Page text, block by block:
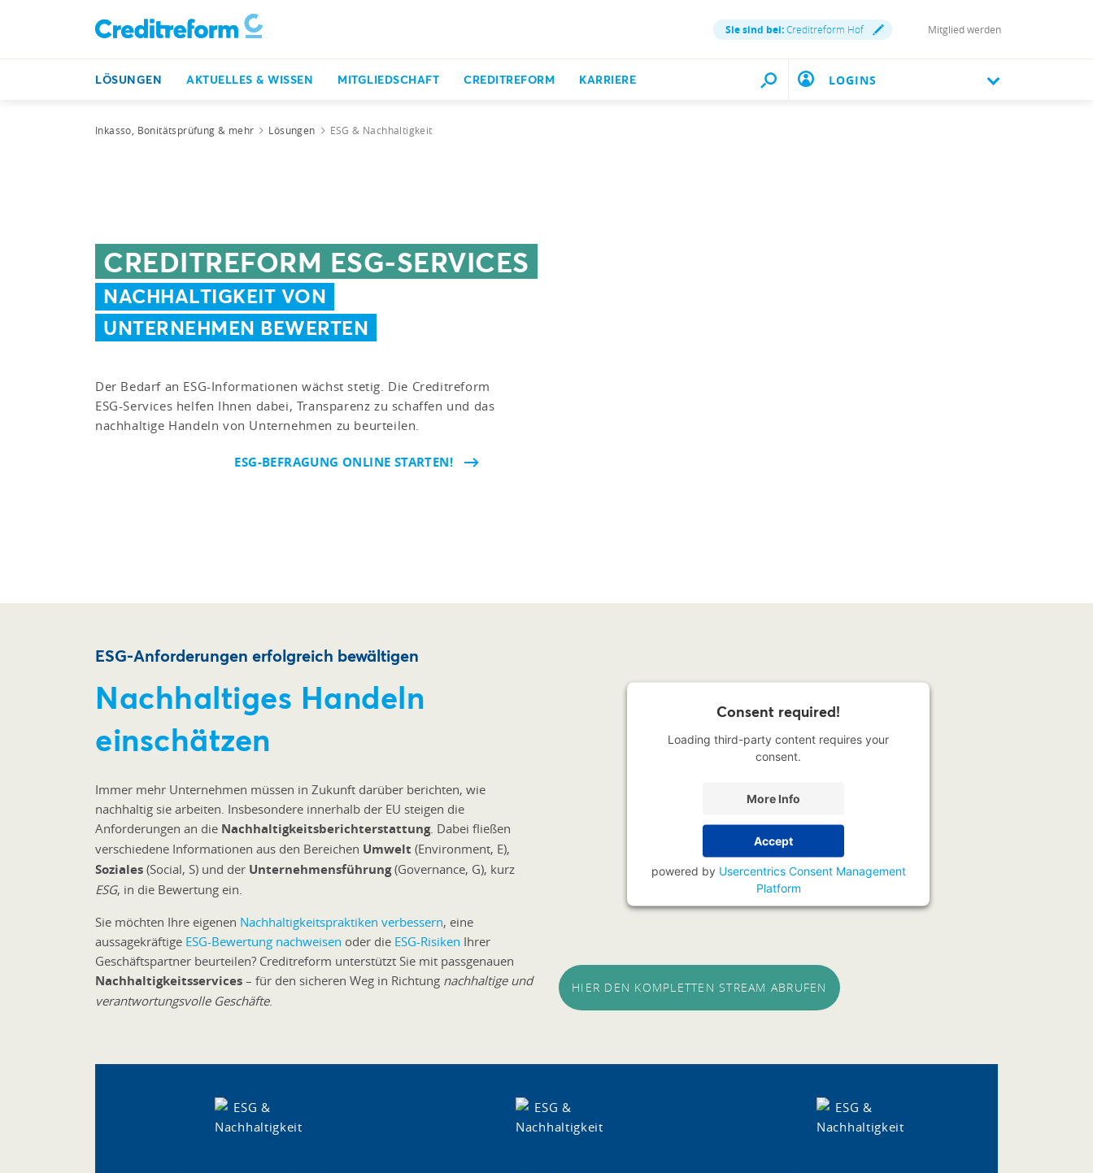
Sie sind bei:Creditreform Hof Mitglied werden
LÖSUNGEN AKTUELLES & WISSEN MITGLIEDSCHAFT CREDITREFORM KARRIERE LOGINS
Inkasso, Bonitätsprüfung & mehr Lösungen ESG & Nachhaltigkeit
CREDITREFORM ESG-SERVICES
NACHHALTIGKEIT VON
UNTERNEHMEN BEWERTEN
Der Bedarf an ESG-Informationen wächst stetig. Die Creditreform
ESG-Services helfen Ihnen dabei, Transparenz zu schaffen und das
nachhaltige Handeln von Unternehmen zu beurteilen.
ESG-BEFRAGUNG ONLINE STARTEN!
ESG-Anforderungen erfolgreich bewältigen
Nachhaltiges Handeln
einschätzen
Immer mehr Unternehmen müssen in Zukunft darüber berichten, wie
nachhaltig sie arbeiten. Insbesondere innerhalb der EU steigen die
Anforderungen an die Nachhaltigkeitsberichterstattung. Dabei fließen
verschiedene Informationen aus den Bereichen Umwelt (Environment, E),
Soziales (Social, S) und der Unternehmensführung(Governance, G), kurz
ESG, in die Bewertung ein.
Sie möchten Ihre eigenen Nachhaltigkeitspraktiken verbessern, eine
aussagekräftige ESG-Bewertung nachweisen oder die ESG-Risiken Ihrer
Geschäftspartner beurteilen? Creditreform unterstützt Sie mit passgenauen
Nachhaltigkeitsservices – für den sicheren Weg in Richtung nachhaltige und
verantwortungsvolle Geschäfte.
Consent required!
Loading third-party content requires your
consent.
More Info
Accept
powered by Usercentrics Consent Management
Platform
HIER DEN KOMPLETTEN STREAM ABRUFEN